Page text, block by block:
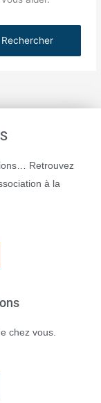
Retrouvez
à la
chez vous.